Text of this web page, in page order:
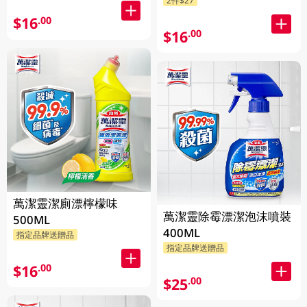
$16.00
萬潔靈潔廁漂檸檬味
500ML
指定品牌送贈品
$16.00
$16.00
萬潔靈除霉漂潔泡沫噴裝
400ML
指定品牌送贈品
$25.00